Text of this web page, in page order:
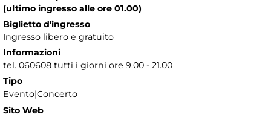
(ultimo ingresso alle ore 01.00)
Biglietto d'ingresso
Ingresso libero e gratuito
Informazioni
tel. 060608 tutti i giorni ore 9.00 - 21.00
Tipo
Evento|Concerto
Sito Web